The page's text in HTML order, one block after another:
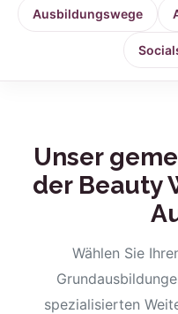
Ausbildungswege
Unser
der Beauty
Wählen Sie
spezialisierten